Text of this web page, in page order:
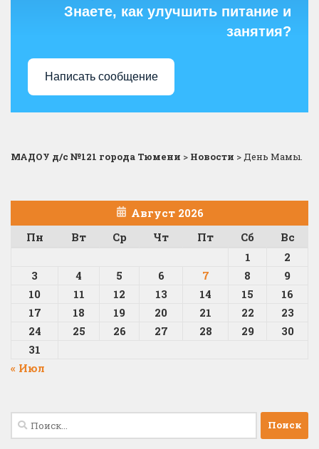
Знаете, как улучшить питание и
занятия?
Написать сообщение
МАДОУ д/с №121 города Тюмени > Новости >День Мамы.
Август 2026
Пн
Вт Ср Чт Пт Сб
Вс
1
2
3
4 5 6 7 8
9
10
11 12 13 14 15
16
17
18 19 20 21 22
23
24
25 26 27 28 29
30
31
« Июл
Найти: